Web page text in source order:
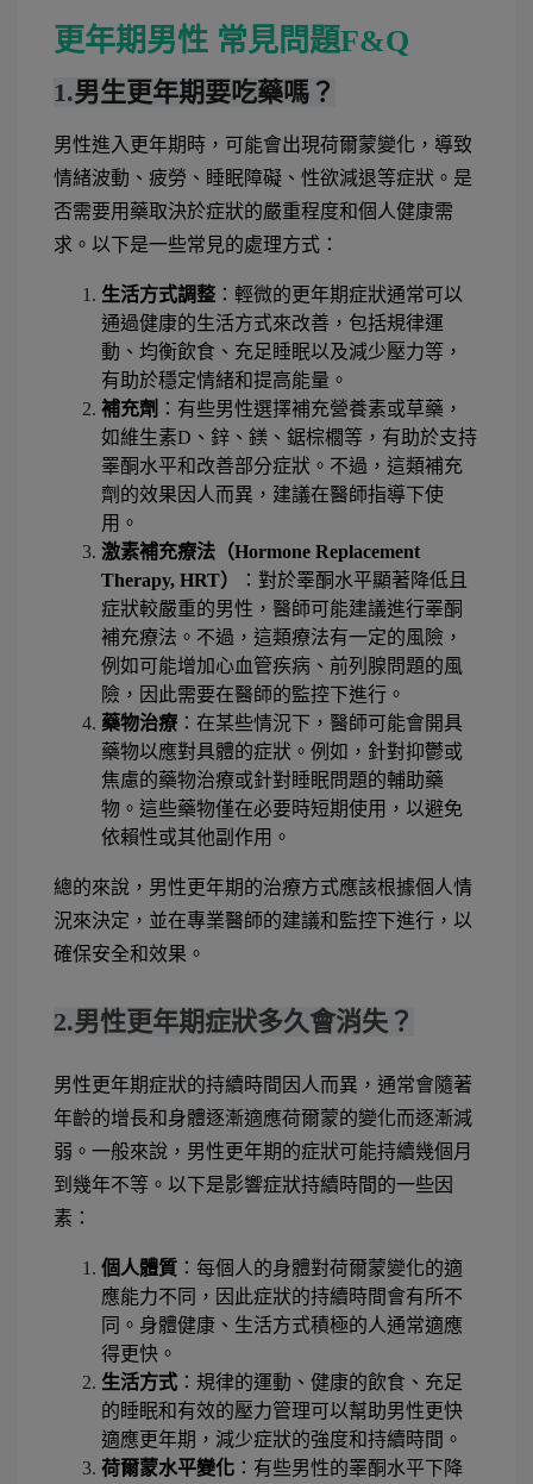
更年期男性 常見問題F&Q
1.男生更年期要吃藥嗎？
男性進入更年期時，可能會出現荷爾蒙變化，導致
情緒波動、疲勞、睡眠障礙、性欲減退等症狀。是
否需要用藥取決於症狀的嚴重程度和個人健康需
求。以下是一些常見的處理方式：
生活方式調整 ：輕微的更年期症狀通常可以
通過健康的生活方式來改善，包括規律運
動、均衡飲食、充足睡眠以及減少壓力等，
有助於穩定情緒和提高能量。
補充劑 ：有些男性選擇補充營養素或草藥，
如維生素D、鋅、鎂、鋸棕櫚等，有助於支持
睪酮水平和改善部分症狀。不過，這類補充
劑的效果因人而異，建議在醫師指導下使
用。
激素補充療法（Hormone Replacement
Therapy, HRT）
：對於睪酮水平顯著降低且
症狀較嚴重的男性，醫師可能建議進行睪酮
補充療法。不過，這類療法有一定的風險，
例如可能增加心血管疾病、前列腺問題的風
險，因此需要在醫師的監控下進行。
藥物治療 ：在某些情況下，醫師可能會開具
藥物以應對具體的症狀。例如，針對抑鬱或
焦慮的藥物治療或針對睡眠問題的輔助藥
物。這些藥物僅在必要時短期使用，以避免
依賴性或其他副作用。
總的來說，男性更年期的治療方式應該根據個人情
況來決定，並在專業醫師的建議和監控下進行，以
確保安全和效果。
2.男性更年期症狀多久會消失？
男性更年期症狀的持續時間因人而異，通常會隨著
年齡的增長和身體逐漸適應荷爾蒙的變化而逐漸減
弱。一般來說，男性更年期的症狀可能持續幾個月
到幾年不等。以下是影響症狀持續時間的一些因
素：
個人體質 ：每個人的身體對荷爾蒙變化的適
應能力不同，因此症狀的持續時間會有所不
同。身體健康、生活方式積極的人通常適應
得更快。
生活方式 ：規律的運動、健康的飲食、充足
的睡眠和有效的壓力管理可以幫助男性更快
適應更年期，減少症狀的強度和持續時間。
荷爾蒙水平變化 ：有些男性的睪酮水平下降